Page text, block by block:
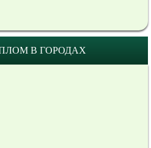
В ГОРОДАХ